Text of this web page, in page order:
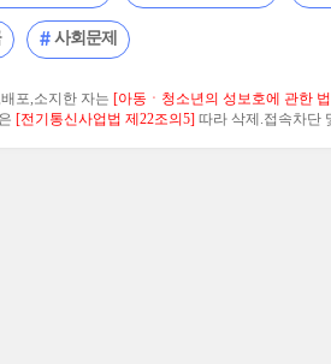
사회문제
포,소지한 자는 [아동ㆍ청소년의 성보호에 관한
[전기통신사업법 제22조의5] 따라 삭제.접속차단